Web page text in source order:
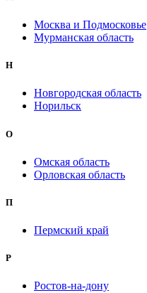
Москва и Подмосковье
Мурманская область
Н
Новгородская область
Норильск
О
Омская область
Орловская область
П
Пермский край
Р
Ростов-на-дону